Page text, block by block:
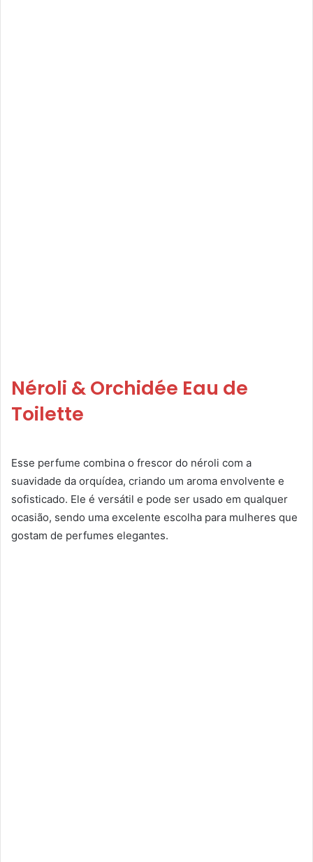
Néroli & Orchidée Eau de
Toilette
Esse perfume combina o frescor do néroli com a
suavidade da orquídea, criando um aroma envolvente e
sofisticado. Ele é versátil e pode ser usado em qualquer
ocasião, sendo uma excelente escolha para mulheres que
gostam de perfumes elegantes.